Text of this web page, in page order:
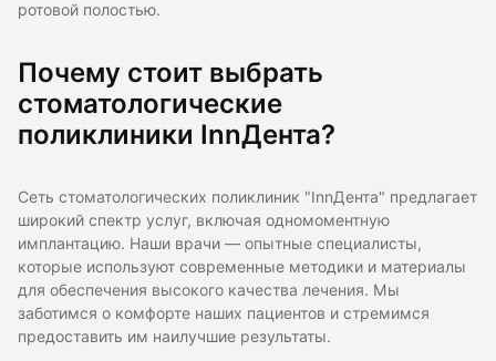
ротовой полостью.
Почему стоит выбрать
стоматологические
поликлиники InnДента?
Сеть стоматологических поликлиник "InnДента" предлагает
широкий спектр услуг, включая одномоментную
имплантацию. Наши врачи — опытные специалисты,
которые используют современные методики и материалы
для обеспечения высокого качества лечения. Мы
заботимся о комфорте наших пациентов и стремимся
предоставить им наилучшие результаты.